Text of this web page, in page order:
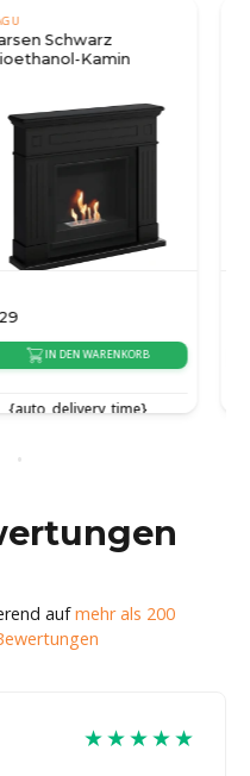
TAGU
Magna Weiß Bioethanol-
Kamin
1.079
IN DEN WARENKORB
{auto_delivery_time}
aufmehr als 200
★★★★★